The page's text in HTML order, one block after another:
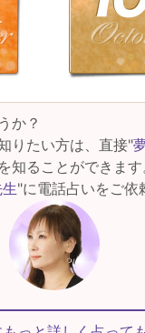
か？
りたい方は、直接"
知ることができます
"に電話占いをご依